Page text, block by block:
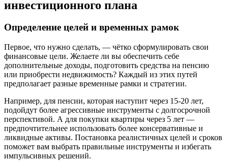
инвестиционного плана
Определение целей и временных рамок
Первое, что нужно сделать, — чётко сформулировать свои
финансовые цели. Желаете ли вы обеспечить себе
дополнительные доходы, подготовить средства на пенсию
или приобрести недвижимость? Каждый из этих путей
предполагает разные временные рамки и стратегии.
Например, для пенсии, которая наступит через 15-20 лет,
подойдут более агрессивные инструменты с долгосрочной
перспективой. А для покупки квартиры через 5 лет —
предпочтительнее использовать более консервативные и
ликвидные активы. Постановка реалистичных целей и сроков
поможет вам выбрать правильные инструменты и избегать
импульсивных решений.